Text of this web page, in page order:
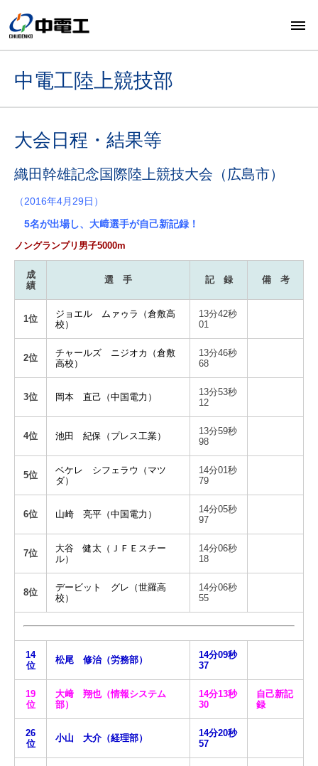
中電工陸上競技部
大会日程・結果等
織田幹雄記念国際陸上競技大会（広島市）
（2016年4月29日）
5名が出場し、大﨑選手が自己新記録！
ノングランプリ男子5000m
成
績
選 手 記 録 備 考
1位
ジョエル ムァゥラ（倉敷高
校）
13分42秒
01
2位
チャールズ ニジオカ（倉敷
高校）
13分46秒
68
3位 岡本 直己（中国電力）
13分53秒
12
4位 池田 紀保（プレス工業）
13分59秒
98
5位
ベケレ シフェラウ（マツ
ダ）
14分01秒
79
6位 山崎 亮平（中国電力）
14分05秒
97
7位
大谷 健太（ＪＦＥスチー
ル）
14分06秒
18
8位
デービット グレ（世羅高
校）
14分06秒
55
14
位
松尾 修治（労務部）
14分09秒
37
19
位
大﨑 翔也（情報システム
部）
14分13秒
30
自己新記
録
26
位
小山 大介（経理部）
14分20秒
57